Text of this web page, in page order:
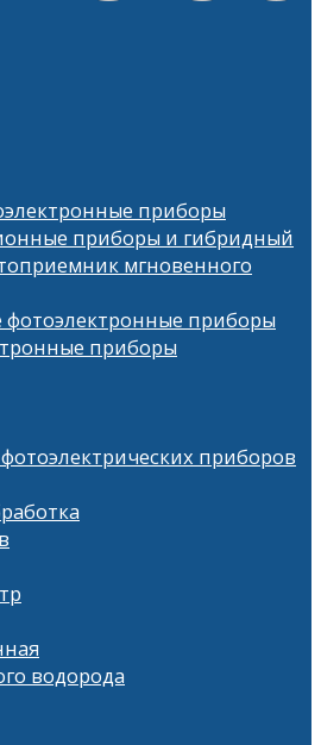
приборы
приборы и гибридный
мгновенного
приборы
приборы
приборов
водорода